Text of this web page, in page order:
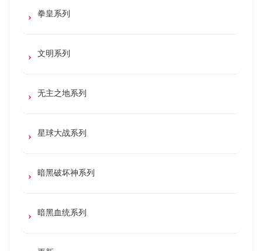
拳皇系列
文明系列
无主之地系列
星球大战系列
暗黑破坏神系列
暗黑血统系列